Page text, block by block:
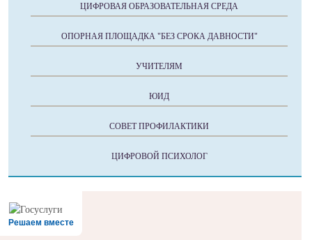
ЦИФРОВАЯ ОБРАЗОВАТЕЛЬНАЯ СРЕДА
ОПОРНАЯ ПЛОЩАДКА "БЕЗ СРОКА ДАВНОСТИ"
УЧИТЕЛЯМ
ЮИД
СОВЕТ ПРОФИЛАКТИКИ
ЦИФРОВОЙ ПСИХОЛОГ
Решаем вместе